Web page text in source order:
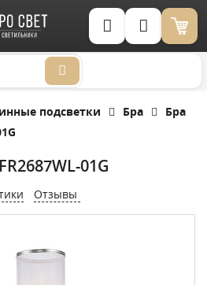
Корзина (0)
подсветки Бра
Бра
01G
Отзывы